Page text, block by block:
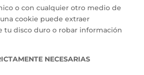
o con cualquier otro medio de
cookie puede extraer
tu disco duro o robar información
NECESARIAS